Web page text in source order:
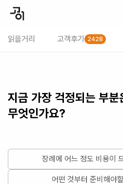
읽을거리 고객후기 2428
지금 가장 걱정되는 부분
무엇인가요?
장례에 어느 정도 비용이
어떤 것부터 준비해야